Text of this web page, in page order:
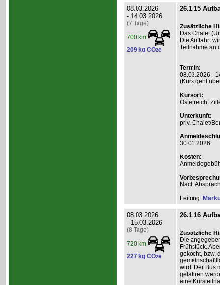
08.03.2026
- 14.03.2026
(7 Tage)
700 km
209 kg CO2e
26.1.15
Zusätzliche
Das Chalet
Die Auffahrt
Teilnahme an
Termin:
08.03.2026 -
(Kurs geht
Kursort:
Österreich,
Unterkunft:
priv. Chalet/
30.01.2026
Kosten:
Nach
Leitung:
08.03.2026
- 15.03.2026
(8 Tage)
720 km
227 kg CO2e
26.1.16
Zusätzliche
Die
Frühstück.
gekocht, bzw.
wird. Der Bus
gefahren
eine